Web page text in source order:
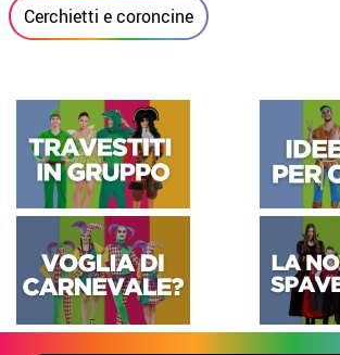
Cerchietti e coroncine